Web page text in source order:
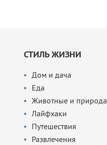
СТИЛЬ ЖИЗНИ
Дом и дача
Еда
Животные и природа
Лайфхаки
Путешествия
Развлечения